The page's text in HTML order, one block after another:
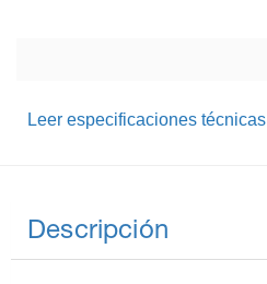
Leer especificaciones técnicas
Descripción